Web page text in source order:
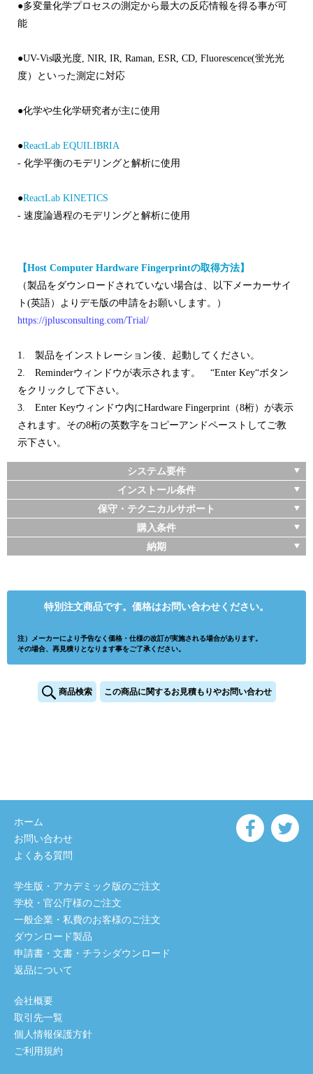
●多変量化学プロセスの測定から最大の反応情報を得る事が可
能
●UV-Vis吸光度, NIR, IR, Raman, ESR, CD, Fluorescence(蛍光光
度）といった測定に対応
●化学や生化学研究者が主に使用
●ReactLab EQUILIBRIA
- 化学平衡のモデリングと解析に使用
●ReactLab KINETICS
- 速度論過程のモデリングと解析に使用
【Host Computer Hardware Fingerprintの取得方法】
（製品をダウンロードされていない場合は、以下メーカーサイ
ト(英語）よりデモ版の申請をお願いします。）
https://jplusconsulting.com/Trial/
1. 製品をインストレーション後、起動してください。
2. Reminderウィンドウが表示されます。 “Enter Key“ボタン
をクリックして下さい。
3. Enter Keyウィンドウ内にHardware Fingerprint（8桁）が表示
されます。その8桁の英数字をコピーアンドペーストしてご教
示下さい。
システム要件
インストール条件
保守・テクニカルサポート
購入条件
納期
特別注文商品です。価格はお問い合わせください。
注）メーカーにより予告なく価格・仕様の改訂が実施される場合があります。
その場合、再見積りとなります事をご了承ください。
商品検索 この商品に関するお見積もりやお問い合わせ
ホーム
お問い合わせ
よくある質問
学生版・アカデミック版のご注文
学校・官公庁様のご注文
一般企業・私費のお客様のご注文
ダウンロード製品
申請書・文書・チラシダウンロード
返品について
会社概要
取引先一覧
個人情報保護方針
ご利用規約